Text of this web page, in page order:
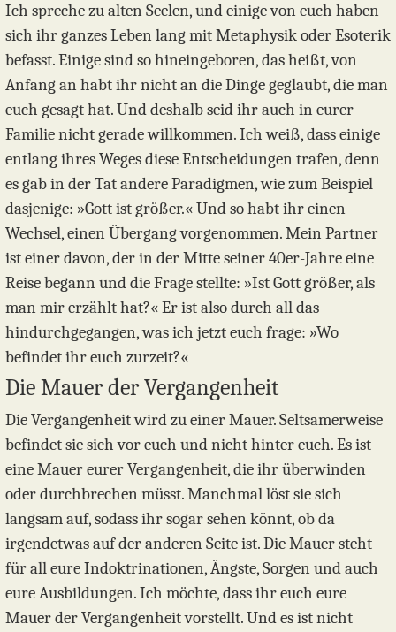
Ich spreche zu alten Seelen, und einige von euch haben
sich ihr ganzes Leben lang mit Metaphysik oder Esoterik
befasst. Einige sind so hineingeboren, das heißt, von
Anfang an habt ihr nicht an die Dinge geglaubt, die man
euch gesagt hat. Und deshalb seid ihr auch in eurer
Familie nicht gerade willkommen. Ich weiß, dass einige
entlang ihres Weges diese Entscheidungen trafen, denn
es gab in der Tat andere Paradigmen, wie zum Beispiel
dasjenige: »Gott ist größer.« Und so habt ihr einen
Wechsel, einen Übergang vorgenommen. Mein Partner
ist einer davon, der in der Mitte seiner 40er-Jahre eine
Reise begann und die Frage stellte: »Ist Gott größer, als
man mir erzählt hat?« Er ist also durch all das
hindurchgegangen, was ich jetzt euch frage: »Wo
befindet ihr euch zurzeit?«
Die Mauer der Vergangenheit
Die Vergangenheit wird zu einer Mauer. Seltsamerweise
befindet sie sich vor euch und nicht hinter euch. Es ist
eine Mauer eurer Vergangenheit, die ihr überwinden
oder durchbrechen müsst. Manchmal löst sie sich
langsam auf, sodass ihr sogar sehen könnt, ob da
irgendetwas auf der anderen Seite ist. Die Mauer steht
für all eure Indoktrinationen, Ängste, Sorgen und auch
eure Ausbildungen. Ich möchte, dass ihr euch eure
Mauer der Vergangenheit vorstellt. Und es ist nicht